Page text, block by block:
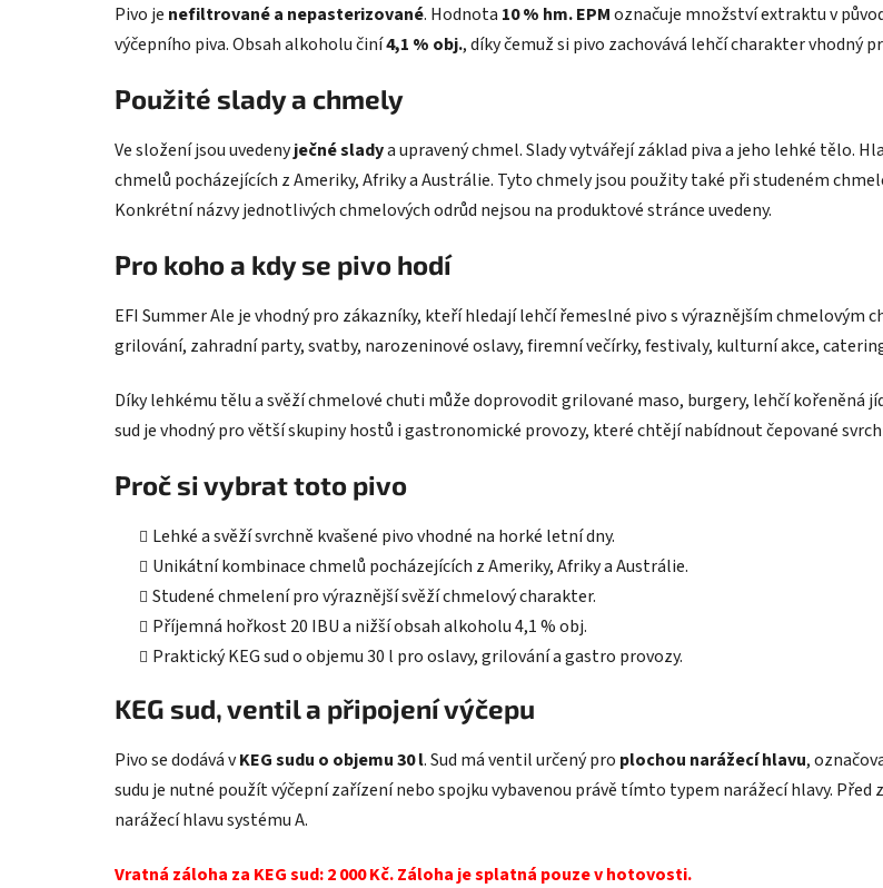
Pivo je nefiltrované a nepasterizované. Hodnota 10 % hm. EPMoznačuje množství extraktu v
výčepního piva. Obsah alkoholu činí4,1 % obj., díky čemuž si pivo zachovává lehčí charakter vhodný
Použité slady a chmely
Ve složení jsou uvedenyječné sladya upravený chmel. Slady vytvářejí základ piva a jeho lehké tělo.
chmelů pocházejících z Ameriky, Afriky a Austrálie. Tyto chmely jsou použity také při studeném
Konkrétní názvy jednotlivých chmelových odrůd nejsou na produktové stránce uvedeny.
Pro koho a kdy se pivo hodí
EFI Summer Ale je vhodný pro zákazníky, kteří hledají lehčí řemeslné pivo s výraznějším
grilování, zahradní party, svatby, narozeninové oslavy, firemní večírky, festivaly, kulturní akce,
Díky lehkému tělu a svěží chmelové chuti může doprovodit grilované maso, burgery, lehčí kořeněná
sud je vhodný pro větší skupiny hostů i gastronomické provozy, které chtějí nabídnout čepované
Proč si vybrat toto pivo
Lehké a svěží svrchně kvašené pivo vhodné na horké letní dny.
Unikátní kombinace chmelů pocházejících z Ameriky, Afriky a Austrálie.
Studené chmelení pro výraznější svěží chmelový charakter.
Příjemná hořkost 20 IBU a nižší obsah alkoholu 4,1 % obj.
Praktický KEG sud o objemu 30 l pro oslavy, grilování a gastro provozy.
KEG sud, ventil a připojení výčepu
Pivo se dodává vKEG sudu o objemu 30 l. Sud má ventil určený pro plochou narážecí hlavu,
sudu je nutné použít výčepní zařízení nebo spojku vybavenou právě tímto typem narážecí hlavy.
narážecí hlavu systému A.
Vratná záloha za KEG sud: 2 000 Kč. Záloha je splatná pouze v hotovosti.